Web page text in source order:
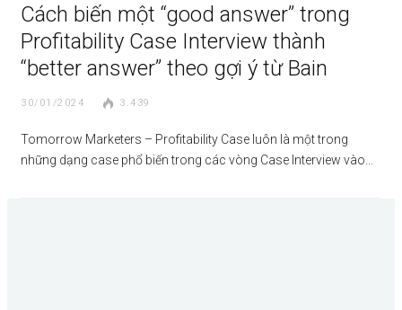
Cách biến một “good answer” trong
Profitability Case Interview thành
“better answer” theo gợi ý từ Bain
30/01/2024 3.439
Tomorrow Marketers – Profitability Case luôn là một trong
những dạng case phổ biến trong các vòng Case Interview vào…